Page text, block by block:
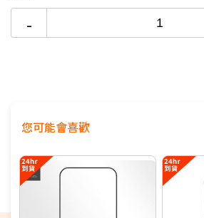
-
您可能會喜歡